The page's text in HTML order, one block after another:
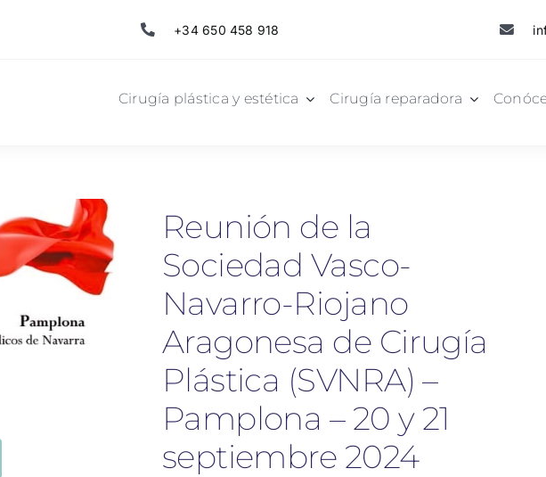
+34 650 458 918
Cirugía plástica y estética Cirugía reparadora
Reunión de la
Sociedad Vasco-
Navarro-Riojano
Aragonesa de Cirugía
Plástica (SVNRA) –
Pamplona – 20 y 21
septiembre 2024